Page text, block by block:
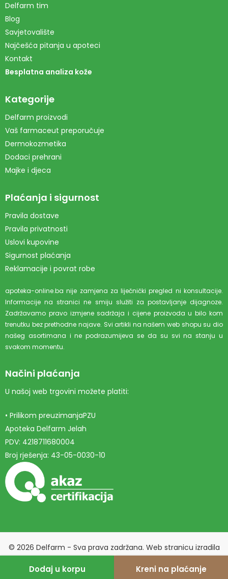
Dodaj u korpu Kreni na plaćanje
Delfarm tim
Blog
Savjetovalište
Najčešća pitanja u apoteci
Kontakt
Besplatna analiza kože
Kategorije
Delfarm proizvodi
Vaš farmaceut preporučuje
Dermokozmetika
Dodaci prehrani
Majke i djeca
Plaćanja i sigurnost
Pravila dostave
Pravila privatnosti
Uslovi kupovine
Sigurnost plaćanja
Reklamacije i povrat robe
apoteka-online.ba nije zamjena za liječnički pregled ni konsultacije.
Informacije na stranici ne smiju služiti za postavljanje dijagnoze.
Zadržavamo pravo izmjene sadržaja i cijene proizvoda u bilo kom
trenutku bez prethodne najave. Svi artikli na našem web shopu su dio
našeg asortimana i ne podrazumijeva se da su svi na stanju u
svakom momentu.
Načini plaćanja
U našoj web trgovini možete platiti:
• Prilikom preuzimanjaPZU
Apoteka Delfarm Jelah
PDV: 4218711680004
Broj rješenja: 43-05-0030-10
© 2026 Delfarm - Sva prava zadržana. Web stranicu izradila